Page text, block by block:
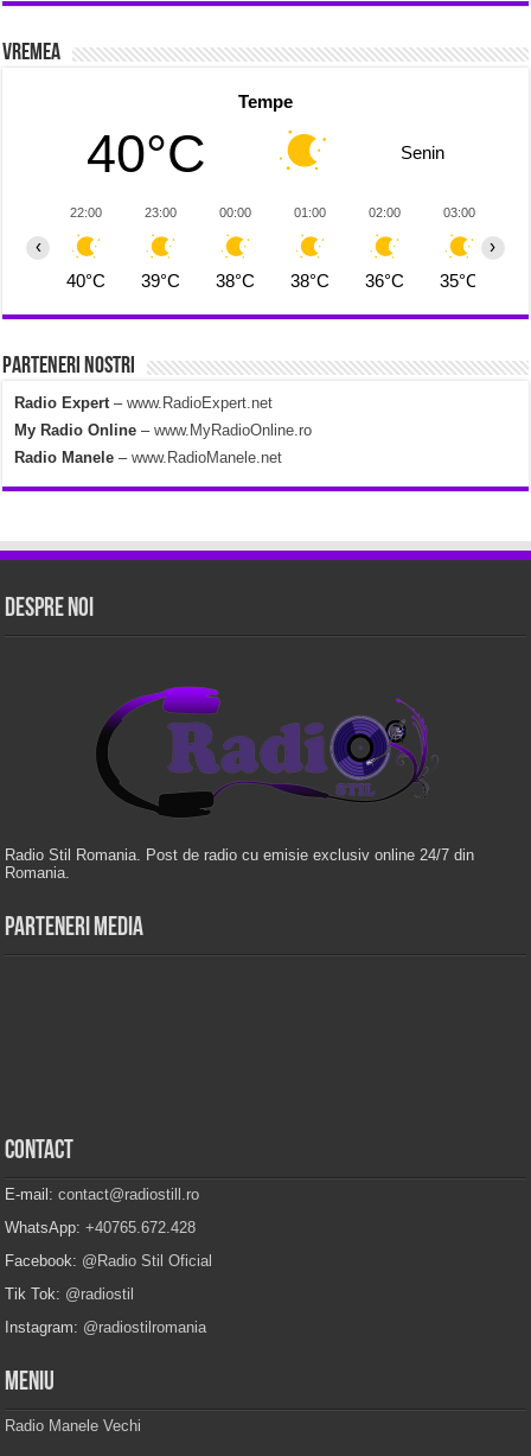
Vremea
Tempe
40°C Senin
22:00
40°C
23:00
39°C
00:00
38°C
01:00
38°C
02:00
36°C
03:00
35°C
‹ ›
Parteneri Nostri
Radio Expert–www.RadioExpert.net
My Radio Online –www.MyRadioOnline.ro
Radio Manele–www.RadioManele.net
Despre Noi
Radio Stil Romania. Post de radio cu emisie exclusiv online 24/7 din
Romania.
Parteneri Media
Contact
E-mail:contact@radiostill.ro
WhatsApp:+40765.672.428
Facebook: @Radio Stil Oficial
Tik Tok: @radiostil
Instagram: @radiostilromania
Meniu
Radio Manele Vechi